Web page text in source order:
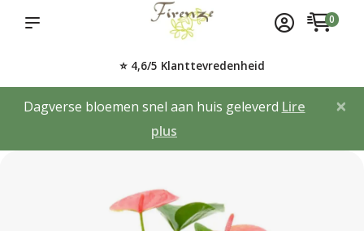
0
⭐ 4,6/5 Klanttevredenheid
Dagverse bloemen snel aan huis geleverd Lire
plus
×